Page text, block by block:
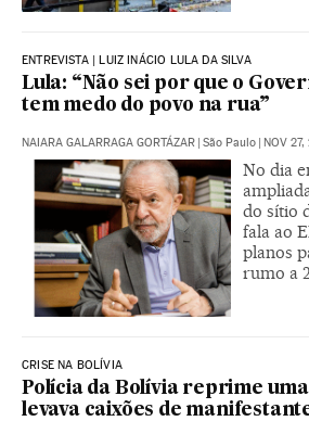
ENTREVISTA | LUIZ INÁCIO LULA DA SILVA
Lula: “Não sei por que o
tem medo do povo na rua”
NAIARA GALARRAGA GORTÁZAR | São Paulo | NOV
No dia
do sítio
fala ao
planos
rumo a
CRISE NA BOLÍVIA
Polícia da Bolívia reprime
levava caixões de